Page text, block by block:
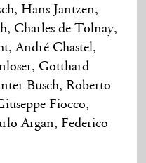
Hans Jantzen,
Charles de Tolnay,
André Chastel,
Gotthard
Busch, Roberto
Fiocco,
Argan, Federico